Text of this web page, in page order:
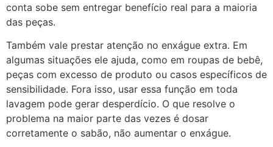
conta sobe sem entregar benefício real para a maioria
das peças.
Também vale prestar atenção no enxágue extra. Em
algumas situações ele ajuda, como em roupas de bebê,
peças com excesso de produto ou casos específicos de
sensibilidade. Fora isso, usar essa função em toda
lavagem pode gerar desperdício. O que resolve o
problema na maior parte das vezes é dosar
corretamente o sabão, não aumentar o enxágue.